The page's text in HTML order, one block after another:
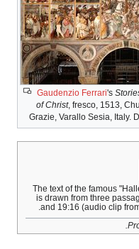
Gaudenzio Ferrari's
of Christ, fresco, 1513,
Grazie, Varallo Sesia, Italy.
The text of the famous
is drawn from three
and 19:16 (audio clip